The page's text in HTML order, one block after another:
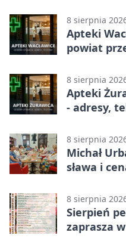
8 sierpnia
Apteki
powiat
8 sierpnia
Apteki
- adresy,
8 sierpnia
Michał
sława i
8 sierpnia
Sierpień
zaprasza